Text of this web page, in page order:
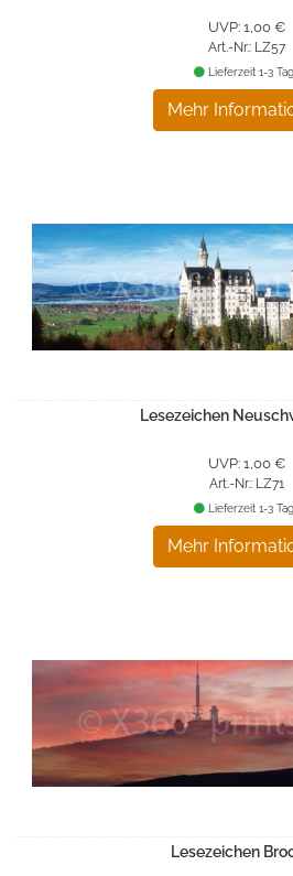
UVP: 1,00 €
Art.-Nr.: LZ57
Mehr
Lieferzeit 1-3
Lesezeichen
UVP: 1,00 €
Art.-Nr.: LZ71
Mehr
Lieferzeit 1-3
Lesezeichen